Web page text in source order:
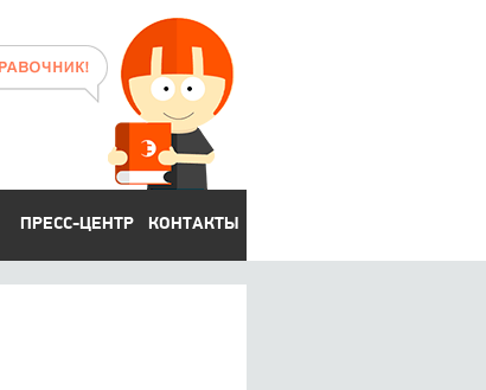
ПРЕСС-ЦЕНТР КОНТАКТЫ